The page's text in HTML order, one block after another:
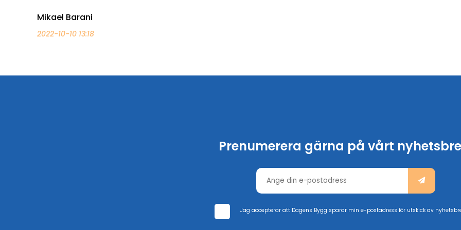
Mikael Barani
2022-10-10 13:18
Prenumerera gärna på vårt
Jag accepterar att Dagens Bygg sparar min e-postadress för utskick av